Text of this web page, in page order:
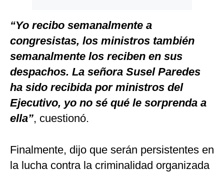
“Yo recibo semanalmente a
congresistas, los ministros también
semanalmente los reciben en sus
despachos. La señora Susel Paredes
ha sido recibida por ministros del
Ejecutivo, yo no sé qué le sorprenda a
ella”, cuestionó.
Finalmente, dijo que serán persistentes en
la lucha contra la criminalidad organizada